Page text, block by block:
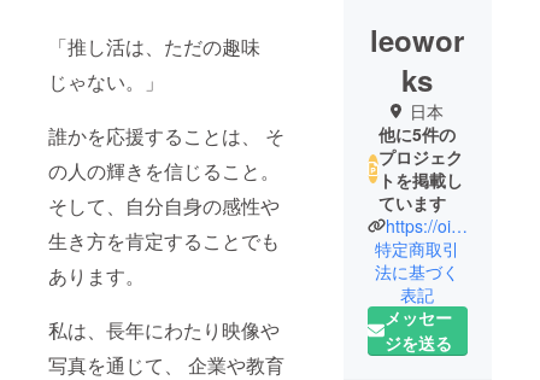
「推し活は、ただの趣味
じゃない。」
誰かを応援することは、 そ
の人の輝きを信じること。
そして、自分自身の感性や
生き方を肯定することでも
あります。
私は、長年にわたり映像や
写真を通じて、 企業や教育
leowor
ks
日本
他に5件の
プロジェク
トを掲載し
ています
https://oinori.online/michaelyun/
特定商取引
法に基づく
表記
メッセー
ジを送る